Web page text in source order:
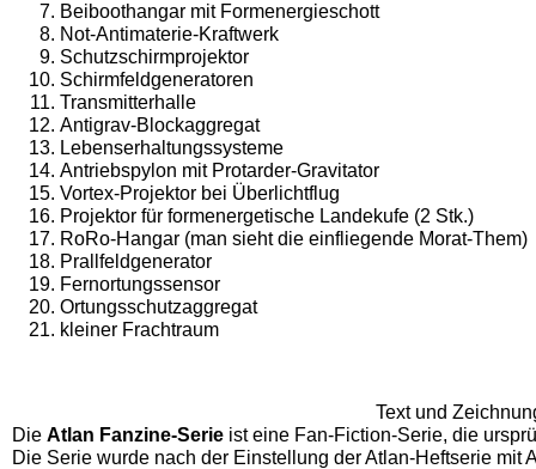
Beiboothangar mit Formenergieschott
Not-Antimaterie-Kraftwerk
Schutzschirmprojektor
Schirmfeldgeneratoren
Transmitterhalle
Antigrav-Blockaggregat
Lebenserhaltungssysteme
Antriebspylon mit Protarder-Gravitator
Vortex-Projektor bei Überlichtflug
Projektor für formener­getische Landekufe (2 Stk.)
RoRo-Hangar (man sieht die einfliegende Morat-Them)
Prallfeldgenerator
Fernortungssensor
Ortungsschutzaggregat
kleiner Frachtraum
Text und
Die Atlan Fanzine-Serie ist eine Fan-Fiction-Serie, die
Die Serie wurde nach der Einstellung der Atlan-Heftserie